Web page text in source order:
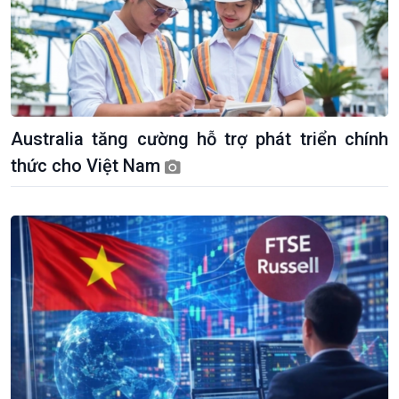
Australia tăng cường hỗ trợ phát triển chính
thức cho Việt Nam